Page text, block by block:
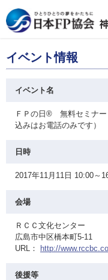
イベント情報
イベント名
ＦＰの日® 無料セミナ
込みはお電話のみです）
日時
2017年11月11日 10:00～
会場
ＲＣＣ文化センター
広島市中区橋本町5-11
URL：
http://
後援等